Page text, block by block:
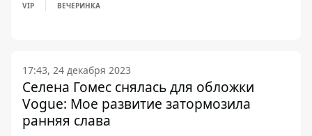
VIP ВЕЧЕРИНКА
17:43, 24 декабря 2023
Селена Гомес снялась для обложки
Vogue: Мое развитие затормозила
ранняя слава